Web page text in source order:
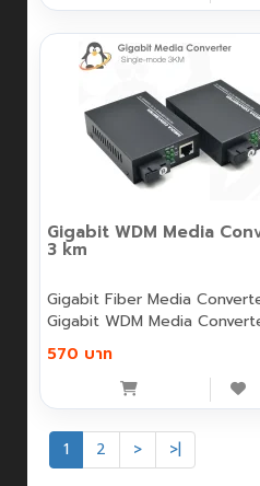
Gigabit WDM Media
3 km
Gigabit Fiber Media
Gigabit WDM Media
570 บาท
1 2 > >|